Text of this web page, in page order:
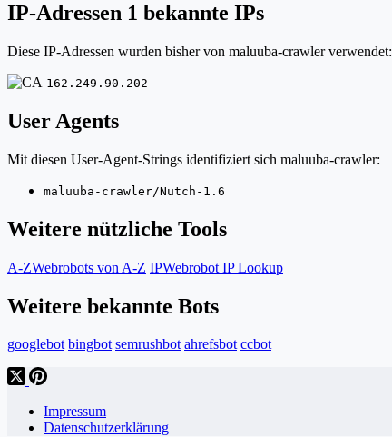
IP-Adressen 1 bekannte IPs
Diese IP-Adressen wurden bisher von maluuba-crawler verwendet:
162.249.90.202
User Agents
Mit diesen User-Agent-Strings identifiziert sich maluuba-crawler:
maluuba-crawler/Nutch-1.6
Weitere nützliche Tools
A-ZWebrobots von A-Z IPWebrobot IP Lookup
Weitere bekannte Bots
googlebot bingbot semrushbot ahrefsbot ccbot
Impressum
Datenschutzerklärung